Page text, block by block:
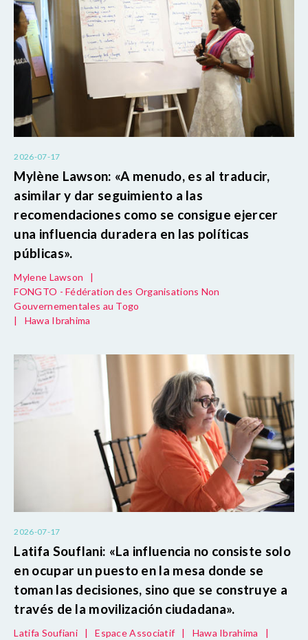
2026-07-17
Mylène Lawson: «A menudo, es al traducir,
asimilar y dar seguimiento a las
recomendaciones como se consigue ejercer
una influencia duradera en las políticas
públicas».
Mylene Lawson
|
FONGTO - Fédération des Organisations Non
Gouvernementales au Togo
|
Hawa Ibrahima
2026-07-17
Latifa Souflani: «La influencia no consiste solo
en ocupar un puesto en la mesa donde se
toman las decisiones, sino que se construye a
través de la movilización ciudadana».
Latifa Soufiani | Espace Associatif | Hawa Ibrahima |